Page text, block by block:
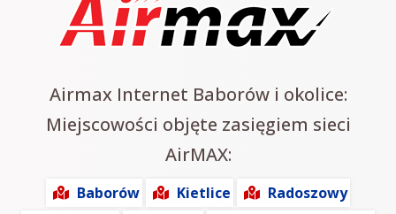
Airmax Internet Baborów i okolice:
Miejscowości objęte zasięgiem sieci
AirMAX:
Baborów Kietlice
Radoszowy